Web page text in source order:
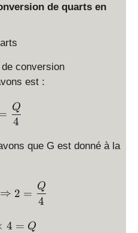
de quarts en
conversion
est :
G = \displaystyle
4
Q
que G est donné à la
G = \displaystyle
⇒ 2 =
4
Q
\Rightarrow 2 \times 4 =
4 = Q